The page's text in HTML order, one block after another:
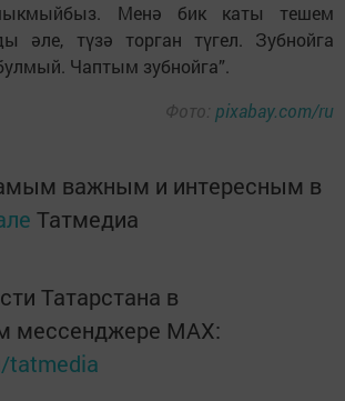
Менә бик каты тешем
әле, түзә торган түгел. Зубнойга
Чаптым зубнойга”.
Фото: pixabay.com/ru
важным и интересным в
Татмедиа
Татарстана в
мессенджере MАХ:
tatmedia